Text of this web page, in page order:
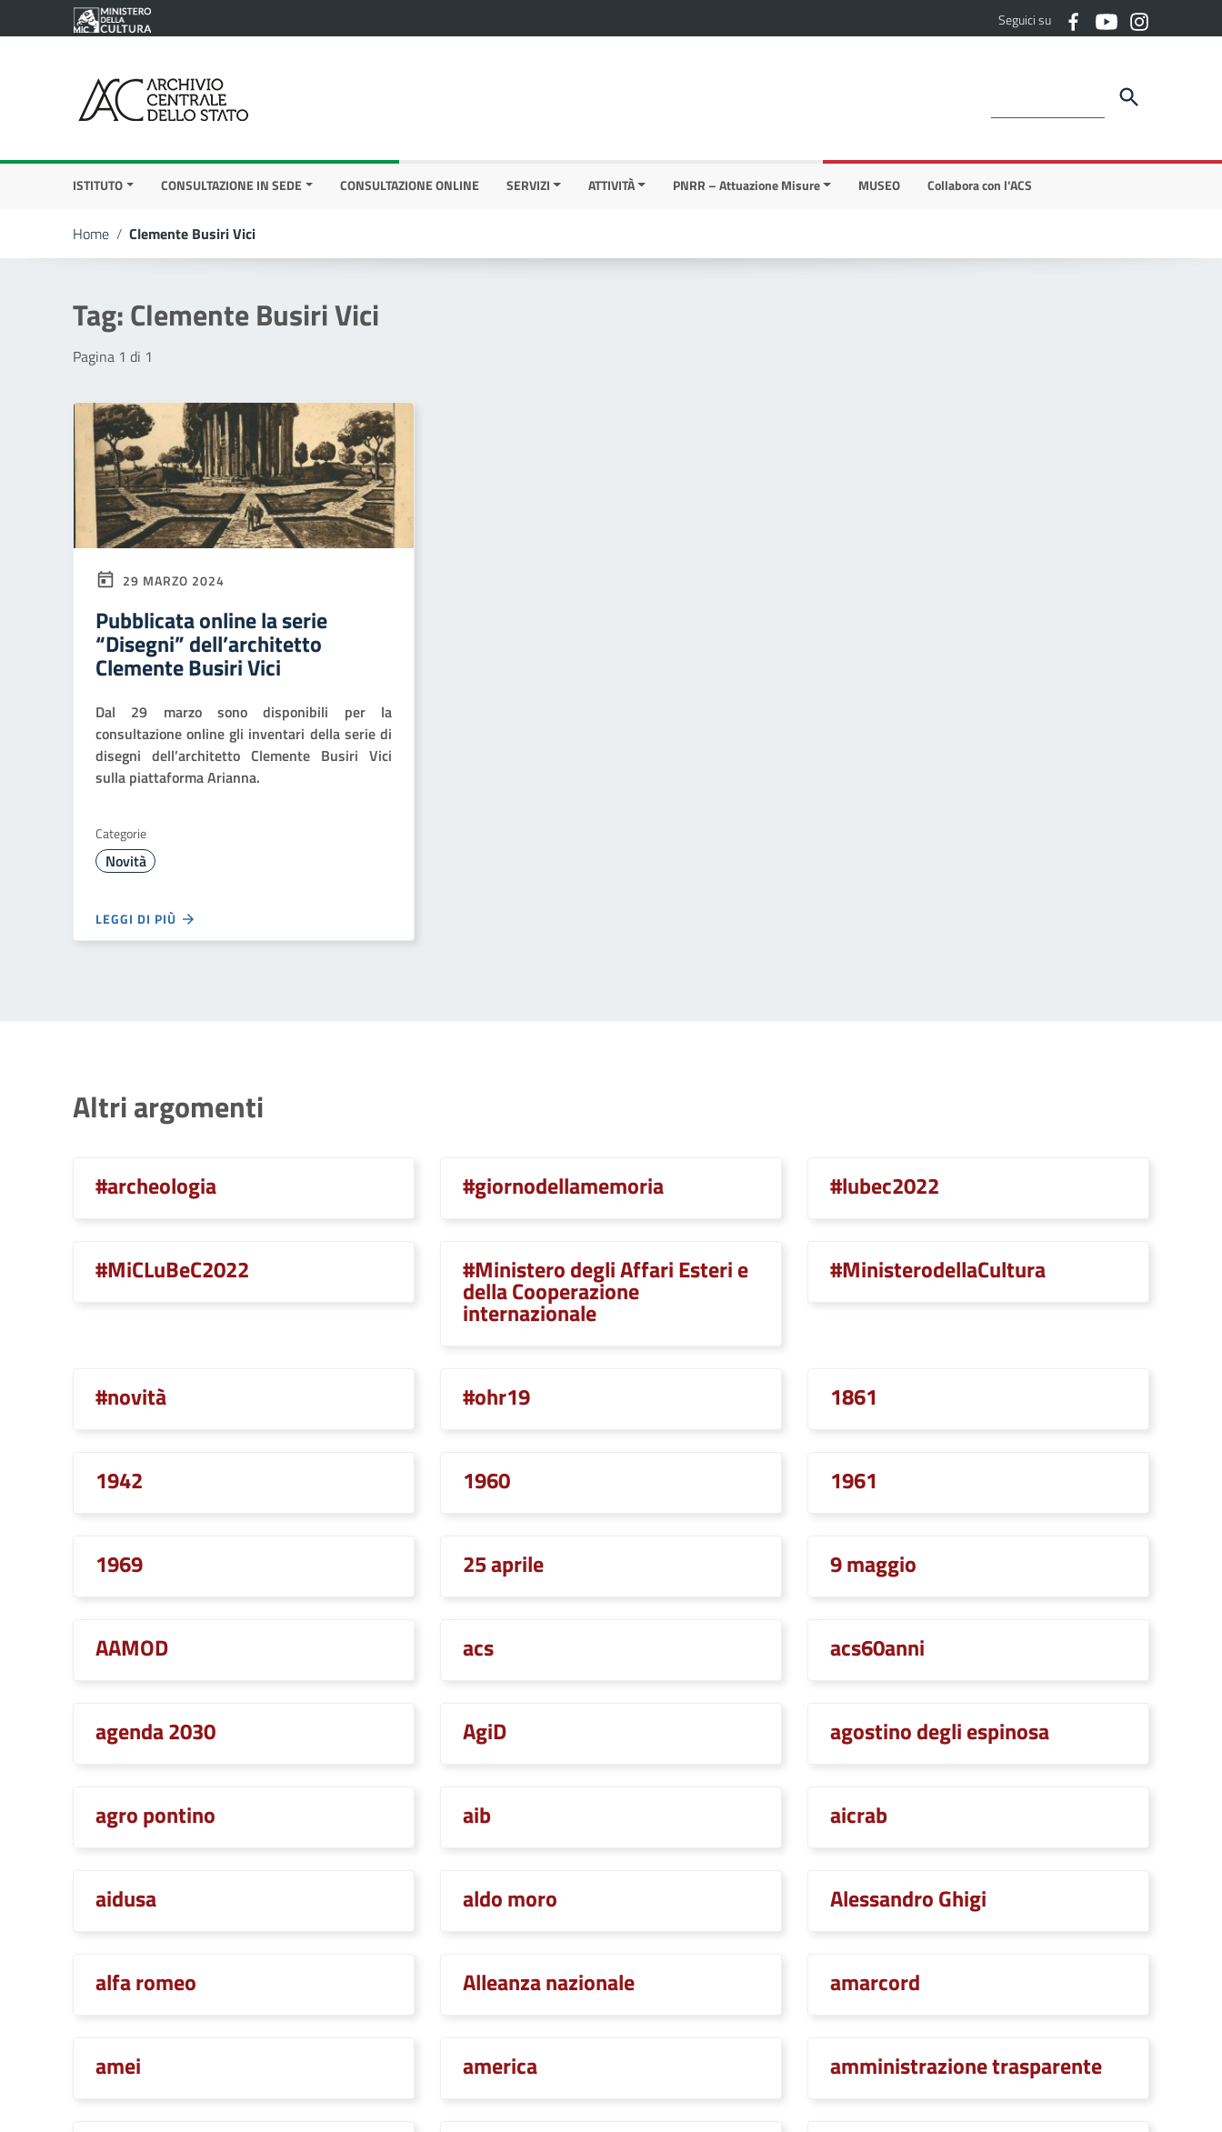
Vai ai contenuti
Vai al menu di navigazione
Seguici su
ISTITUTO CONSULTAZIONE IN SEDE CONSULTAZIONE ONLINE SERVIZI ATTIVITÀ PNRR – Attuazione Misure MUSEO Collabora con l’ACS
Home / Clemente Busiri Vici
Tag:Clemente Busiri Vici
Pagina 1 di 1
29 MARZO 2024
Pubblicata online la serie
“Disegni” dell’architetto
Clemente Busiri Vici
Dal 29 marzo sono disponibili per la
consultazione online gli inventari della serie di
disegni dell’architetto Clemente Busiri Vici
sulla piattaforma Arianna.
Categorie
Novità
LEGGI DI PIÙ
Altri argomenti
#archeologia #giornodellamemoria #lubec2022
#MiCLuBeC2022 #Ministero degli Affari Esteri e
della Cooperazione
internazionale
#MinisterodellaCultura
#novità #ohr19 1861
1942 1960 1961
1969 25 aprile 9 maggio
AAMOD acs acs60anni
agenda 2030 AgiD agostino degli espinosa
agro pontino aib aicrab
aidusa aldo moro Alessandro Ghigi
alfa romeo Alleanza nazionale amarcord
amei america amministrazione trasparente